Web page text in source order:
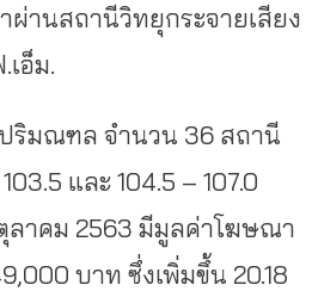
านสถานีวิทยุกระจายเสียง
อ็ม.
ปริมณฑล จำนวน 36 สถานี
และ 104.5 – 107.0
ลาคม 2563 มีมูลค่าโฆษณา
บาท ซึ่งเพิ่มขึ้น 20.18